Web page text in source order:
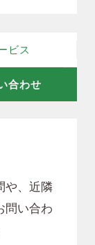
ビス
合わせ
や、近隣
問い合わ